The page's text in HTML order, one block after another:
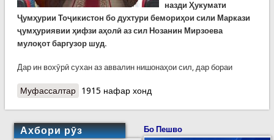
назди Ҳукумати
Ҷумҳурии Тоҷикистон бо духтури бемориҳои сили Маркази
ҷумҳуриявии ҳифзи аҳолӣ аз сил Нозанин Мирзоева
мулоқот баргузор шуд.
Дар ин вохӯрӣ сухан аз аввалин нишонаҳои сил, дар бораи
Муфассалтаро Мулоқот бо духтури бемориҳои сил
1915 нафар хонд
Ахбори рӯз Бо Пешво